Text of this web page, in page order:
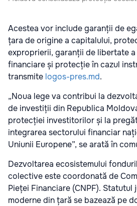
Acestea vor include garanții de
țara de origine a capitalului,
exproprierii, garanții de libertate
financiare și protecție în cazul
transmite logos-pres.md.
„Noua lege va contribui la
de investiții din Republica
protecției investitorilor și la
integrarea sectorului financiar
Uniunii Europene”, se arată în
Dezvoltarea ecosistemului
colective este coordonată de
Pieței Financiare (CNPF).
moderne din țară se bazează pe